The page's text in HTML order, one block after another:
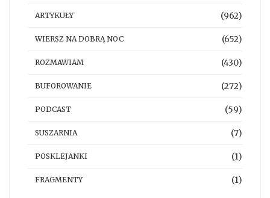
ARTYKUŁY (962)
WIERSZ NA DOBRĄ NOC (652)
ROZMAWIAM (430)
BUFOROWANIE (272)
PODCAST (59)
SUSZARNIA (7)
POSKLEJANKI (1)
FRAGMENTY (1)